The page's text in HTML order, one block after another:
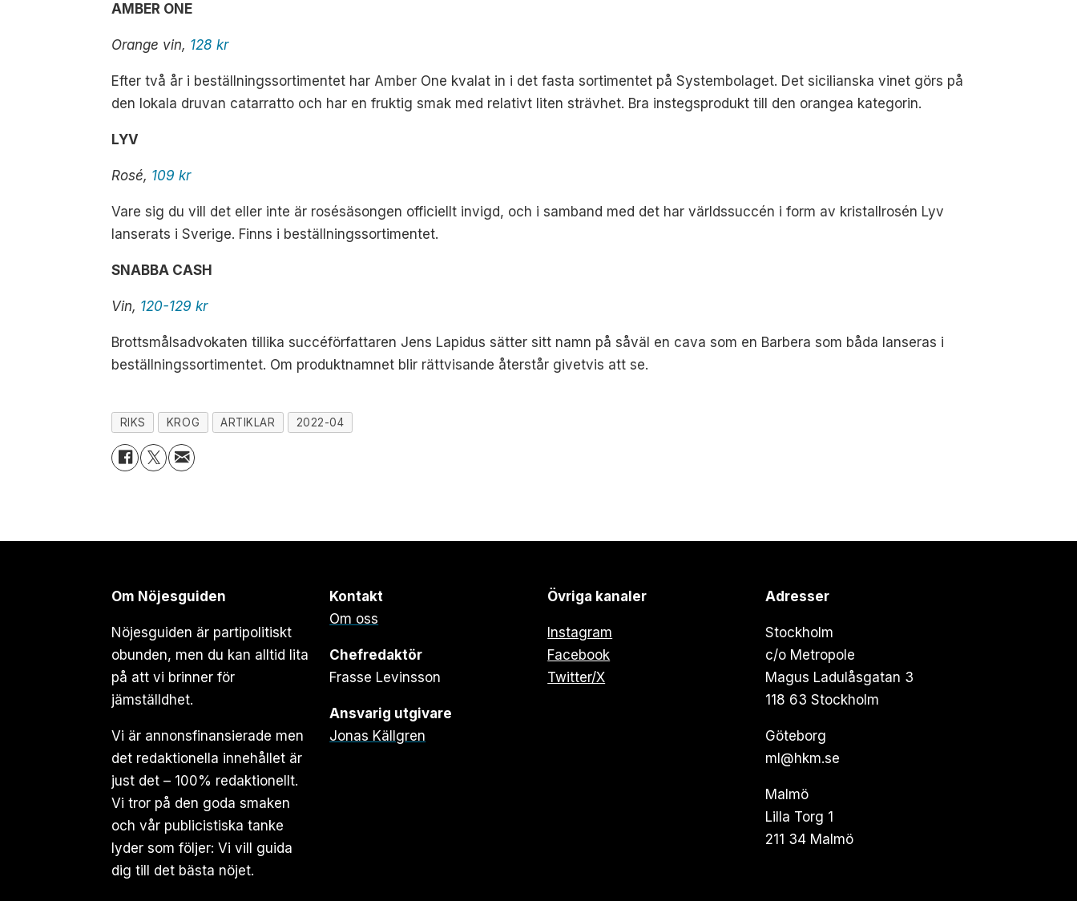
AMBER ONE
Orange vin, 128 kr
Efter två år i beställningssortimentet har Amber One kvalat in i det fasta sortimentet på Systembolaget. Det sicilianska vinet görs på
den lokala druvan catarratto och har en fruktig smak med relativt liten strävhet. Bra instegsprodukt till den orangea kategorin.
LYV
Rosé, 109 kr
Vare sig du vill det eller inte är rosésäsongen officiellt invigd, och i samband med det har världssuccén i form av kristallrosén Lyv
lanserats i Sverige. Finns i beställningssortimentet.
SNABBA CASH
Vin, 120-129 kr
Brottsmålsadvokaten tillika succéförfattaren Jens Lapidus sätter sitt namn på såväl en cava som en Barbera som båda lanseras i
beställningssortimentet. Om produktnamnet blir rättvisande återstår givetvis att se.
RIKS KROG ARTIKLAR 2022-04
Om Nöjesguiden
Nöjesguiden är partipolitiskt
obunden, men du kan alltid lita
på att vi brinner för
jämställdhet.
Vi är annonsfinansierade men
det redaktionella innehållet är
just det – 100% redaktionellt.
Vi tror på den goda smaken
och vår publicistiska tanke
lyder som följer: Vi vill guida
dig till det bästa nöjet.
Kontakt
Om oss
Chefredaktör
Frasse Levinsson
Ansvarig utgivare
Jonas Källgren
Övriga kanaler
Instagram
Facebook
Twitter/X
Adresser
Stockholm
c/o Metropole
Magus Ladulåsgatan 3
118 63 Stockholm
Göteborg
ml@hkm.se
Malmö
Lilla Torg 1
211 34 Malmö